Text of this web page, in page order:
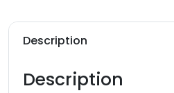
Description
Description